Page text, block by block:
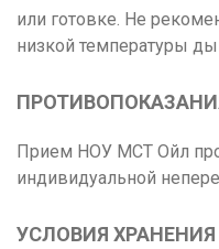
или готовке. Не
низкой температуры
Прием НОУ МСТ Ойл
индивидуальной
УСЛОВИЯ ХРАНЕНИЯ